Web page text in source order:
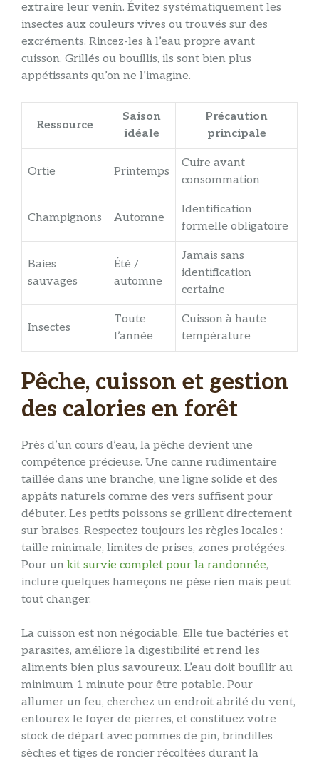
extraire leur venin. Évitez systématiquement les
insectes aux couleurs vives ou trouvés sur des
excréments. Rincez-les à l’eau propre avant
cuisson. Grillés ou bouillis, ils sont bien plus
appétissants qu’on ne l’imagine.
Ressource
Saison
idéale
Précaution
principale
Ortie Printemps
Cuire avant
consommation
Champignons Automne
Identification
formelle obligatoire
Baies
sauvages
Été /
automne
Jamais sans
identification
certaine
Insectes
Toute
l’année
Cuisson à haute
température
Pêche, cuisson et gestion
des calories en forêt
Près d’un cours d’eau, la pêche devient une
compétence précieuse. Une canne rudimentaire
taillée dans une branche, une ligne solide et des
appâts naturels comme des vers suffisent pour
débuter. Les petits poissons se grillent directement
sur braises. Respectez toujours les règles locales :
taille minimale, limites de prises, zones protégées.
Pour un kit survie complet pour la randonnée,
inclure quelques hameçons ne pèse rien mais peut
tout changer.
La cuisson est non négociable. Elle tue bactéries et
parasites, améliore la digestibilité et rend les
aliments bien plus savoureux. L’eau doit bouillir au
minimum 1 minute pour être potable. Pour
allumer un feu, cherchez un endroit abrité du vent,
entourez le foyer de pierres, et constituez votre
stock de départ avec pommes de pin, brindilles
sèches et tiges de roncier récoltées durant la